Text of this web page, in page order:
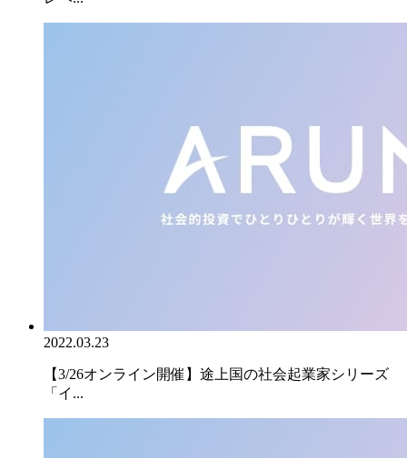
2022.03.23
【3/26オンライン開催】途上国の社会起業家シリーズ
「イ...